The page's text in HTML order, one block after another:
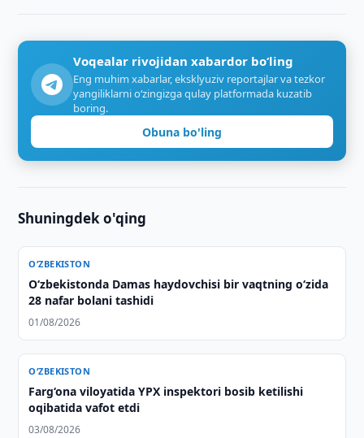
Voqealar rivojidan xabardor bo‘ling
Eng muhim xabarlar, eksklyuziv reportajlar va tezkor
yangiliklarni o‘zingizga qulay platformada kuzatib
boring.
Obuna bo'ling
Shuningdek o'qing
O‘ZBEKISTON
O‘zbekistonda Damas haydovchisi bir vaqtning o‘zida
28 nafar bolani tashidi
01/08/2026
O‘ZBEKISTON
Farg‘ona viloyatida YPX inspektori bosib ketilishi
oqibatida vafot etdi
03/08/2026